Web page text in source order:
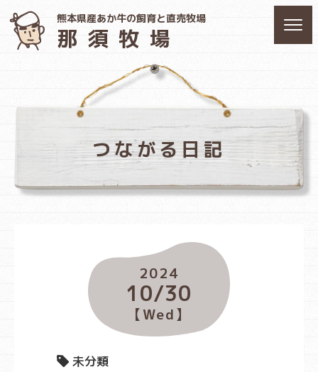
熊本県産あか牛の飼育と直売牧場
那須牧場
つながる日記
2024
10/30
【Wed】
未分類